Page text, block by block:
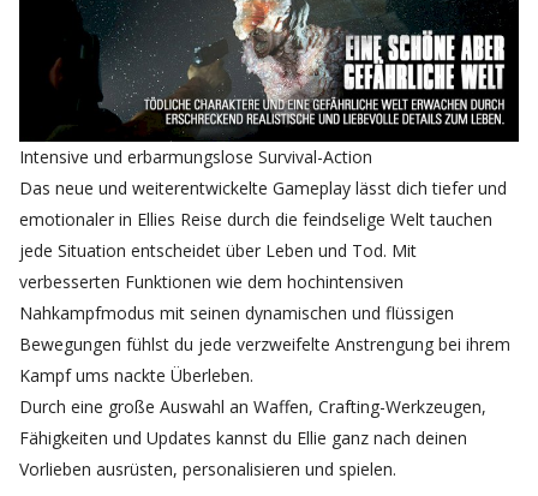
Intensive und erbarmungslose Survival-Action
Das neue und weiterentwickelte Gameplay lässt dich tiefer und
emotionaler in Ellies Reise durch die feindselige Welt tauchen
jede Situation entscheidet über Leben und Tod. Mit
verbesserten Funktionen wie dem hochintensiven
Nahkampfmodus mit seinen dynamischen und flüssigen
Bewegungen fühlst du jede verzweifelte Anstrengung bei ihrem
Kampf ums nackte Überleben.
Durch eine große Auswahl an Waffen, Crafting-Werkzeugen,
Fähigkeiten und Updates kannst du Ellie ganz nach deinen
Vorlieben ausrüsten, personalisieren und spielen.